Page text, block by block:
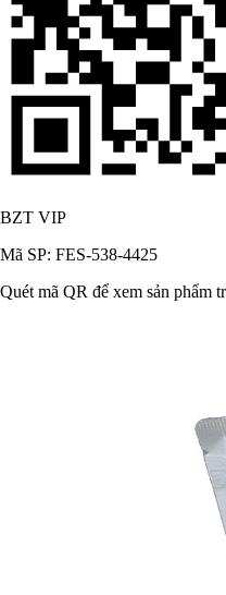
BZT VIP
Mã SP: FES-538-4425
Quét mã QR để xem sản phẩm